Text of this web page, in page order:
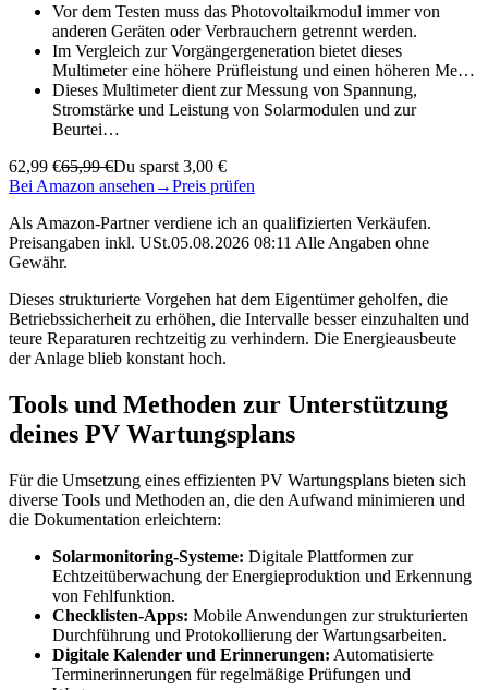
Vor dem Testen muss das Photovoltaikmodul immer von
anderen Geräten oder Verbrauchern getrennt werden.
Im Vergleich zur Vorgängergeneration bietet dieses
Multimeter eine höhere Prüfleistung und einen höheren Me…
Dieses Multimeter dient zur Messung von Spannung,
Stromstärke und Leistung von Solarmodulen und zur
Beurtei…
62,99 €65,99 €Du sparst 3,00 €
Bei Amazon ansehen →Preis prüfen
Als Amazon-Partner verdiene ich an qualifizierten Verkäufen.
Preisangaben inkl. USt.05.08.2026 08:11 Alle Angaben ohne
Gewähr.
Dieses strukturierte Vorgehen hat dem Eigentümer geholfen, die
Betriebssicherheit zu erhöhen, die Intervalle besser einzuhalten und
teure Reparaturen rechtzeitig zu verhindern. Die Energieausbeute
der Anlage blieb konstant hoch.
Tools und Methoden zur Unterstützung
deines PV Wartungsplans
Für die Umsetzung eines effizienten PV Wartungsplans bieten sich
diverse Tools und Methoden an, die den Aufwand minimieren und
die Dokumentation erleichtern:
Solarmonitoring-Systeme: Digitale Plattformen zur
Echtzeitüberwachung der Energieproduktion und Erkennung
von Fehlfunktion.
Checklisten-Apps: Mobile Anwendungen zur strukturierten
Durchführung und Protokollierung der Wartungsarbeiten.
Digitale Kalender und Erinnerungen: Automatisierte
Terminerinnerungen für regelmäßige Prüfungen und